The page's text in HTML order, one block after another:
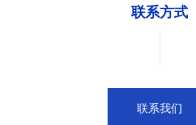
联系方式
联系我们